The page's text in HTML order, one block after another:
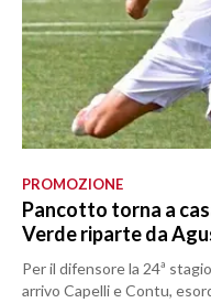
PROMOZIONE
Pancotto torna a
Verde riparte da
Per il difensore la 24ª
arrivo Capelli e Contu,